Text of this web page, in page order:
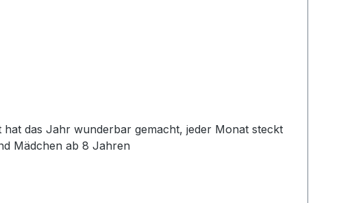
das Jahr wunderbar gemacht, jeder Monat steckt
Mädchen ab 8 Jahren